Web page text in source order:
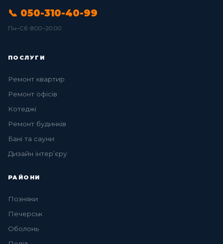
📞 050-310-40-99
Пн–Сб: 8:00–20:00
ПОСЛУГИ
Ремонт квартир
Ремонт офісів
Котеджі
Ремонт будинків
Бані та сауни
Дизайн інтер’єру
РАЙОНИ
Позняки
Печерськ
Оболонь